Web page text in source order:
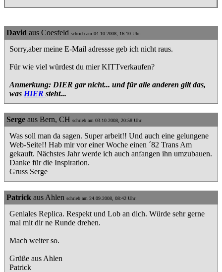
David aus Coesfeld schrieb am 04.10.2008, 16:10 Uhr:
Sorry,aber meine E-Mail adressse geb ich nicht raus.
Für wie viel würdest du mier KITTverkaufen?
Anmerkung: DIER gar nicht... und für alle anderen gilt das,
was HIER steht...
Serge aus Bern, CH schrieb am 03.10.2008, 20:58 Uhr:
Was soll man da sagen. Super arbeit!! Und auch eine gelungene
Web-Seite!! Hab mir vor einer Woche einen ´82 Trans Am
gekauft. Nächstes Jahr werde ich auch anfangen ihn umzubauen.
Danke für die Inspiration.
Gruss Serge
Patrick aus Ahlen schrieb am 24.09.2008, 08:42 Uhr:
Geniales Replica. Respekt und Lob an dich. Würde sehr gerne
mal mit dir ne Runde drehen.
Mach weiter so.
Grüße aus Ahlen
Patrick